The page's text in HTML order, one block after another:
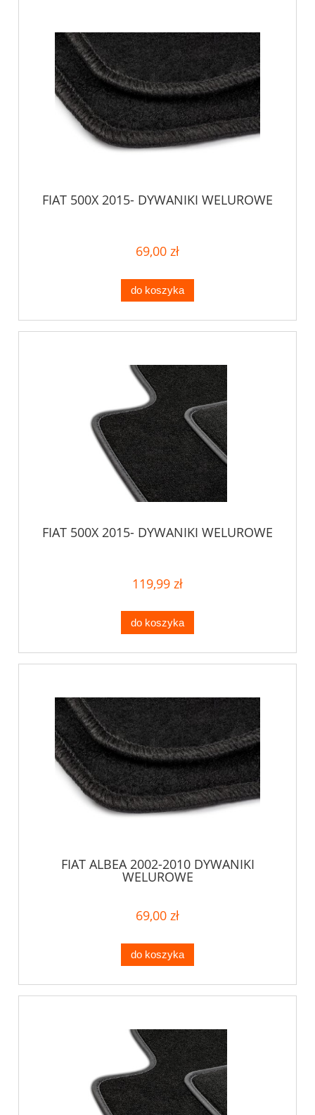
FIAT 500X 2015- DYWANIKI WELUROWE
69,00 zł
do koszyka
FIAT 500X 2015- DYWANIKI WELUROWE
119,99 zł
do koszyka
FIAT ALBEA 2002-2010 DYWANIKI
WELUROWE
69,00 zł
do koszyka